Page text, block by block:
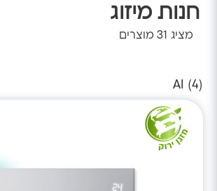
חנות מיזוג
מציג 31 מוצרים
AI (4)